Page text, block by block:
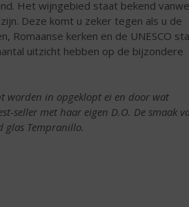
Het wijngebied staat bekend
Deze komt u zeker tegen als u de
Romaanse kerken en de UNESCO
uitzicht hebben op de bijzondere
worden in opgeklopt ei en door wat
seller met haar eigen D.O. De smaak
glas Tempranillo.